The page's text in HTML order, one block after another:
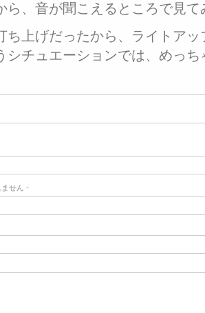
ら、音が聞こえるところで見て
ち上げだったから、ライトア
シチュエーションでは、めっ
せん -